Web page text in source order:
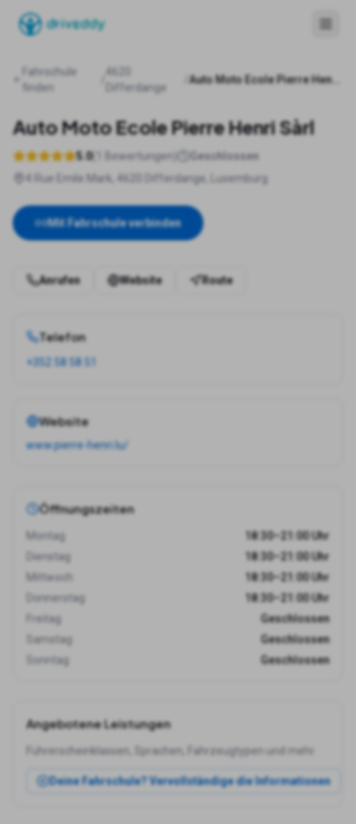
Fahrschule
finden
Differdange
Auto Moto Ecole Pierre Henri Sàrl
Auto Moto Ecole Pierre Henri Sàrl
5.0( Bewertungen)
Geschlossen
4 Rue Emile Mark, 4620 Differdange, Luxemburg
Mit Fahrschule verbinden
Anrufen Website Route
Telefon
+352 58 58 51
Website
www.pierre-henri.lu/
Öffnungszeiten
Montag
18:30–21:00 Uhr
Dienstag
18:30–21:00 Uhr
Mittwoch
18:30–21:00 Uhr
Donnerstag
18:30–21:00 Uhr
Freitag
Geschlossen
Samstag
Geschlossen
Sonntag
Geschlossen
Angebotene Leistungen
Führerscheinklassen, Sprachen, Fahrzeugtypen und mehr.
Deine Fahrschule? Vervollständige die Informationen